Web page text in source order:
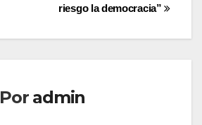
riesgo la democracia”
Por admin